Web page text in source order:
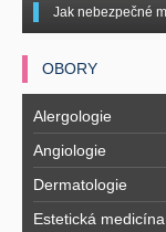
Jak nebezpečné
OBORY
Alergologie
Angiologie
Dermatologie
Estetická medicína